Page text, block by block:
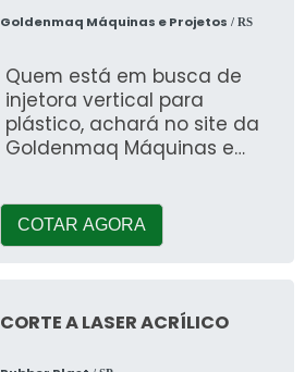
Goldenmaq Máquinas e Projetos / RS
Quem está em busca de
injetora vertical para
plástico, achará no site da
Goldenmaq Máquinas e
COTAR AGORA
CORTE A LASER ACRÍLICO